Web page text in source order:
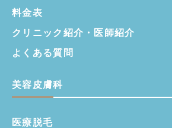
料金表
クリニック紹介・ 医師紹介
よくある質問
美容皮膚科
医療脱毛